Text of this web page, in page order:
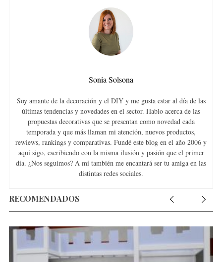
Sonia Solsona
Soy amante de la decoración y el DIY y me gusta estar al día de las
últimas tendencias y novedades en el sector. Hablo acerca de las
propuestas decorativas que se presentan como novedad cada
temporada y que más llaman mi atención, nuevos productos,
rewiews, rankings y comparativas. Fundé este blog en el año 2006 y
aquí sigo, escribiendo con la misma ilusión y pasión que el primer
día. ¿Nos seguimos? A mí también me encantará ser tu amiga en las
distintas redes sociales.
RECOMENDADOS